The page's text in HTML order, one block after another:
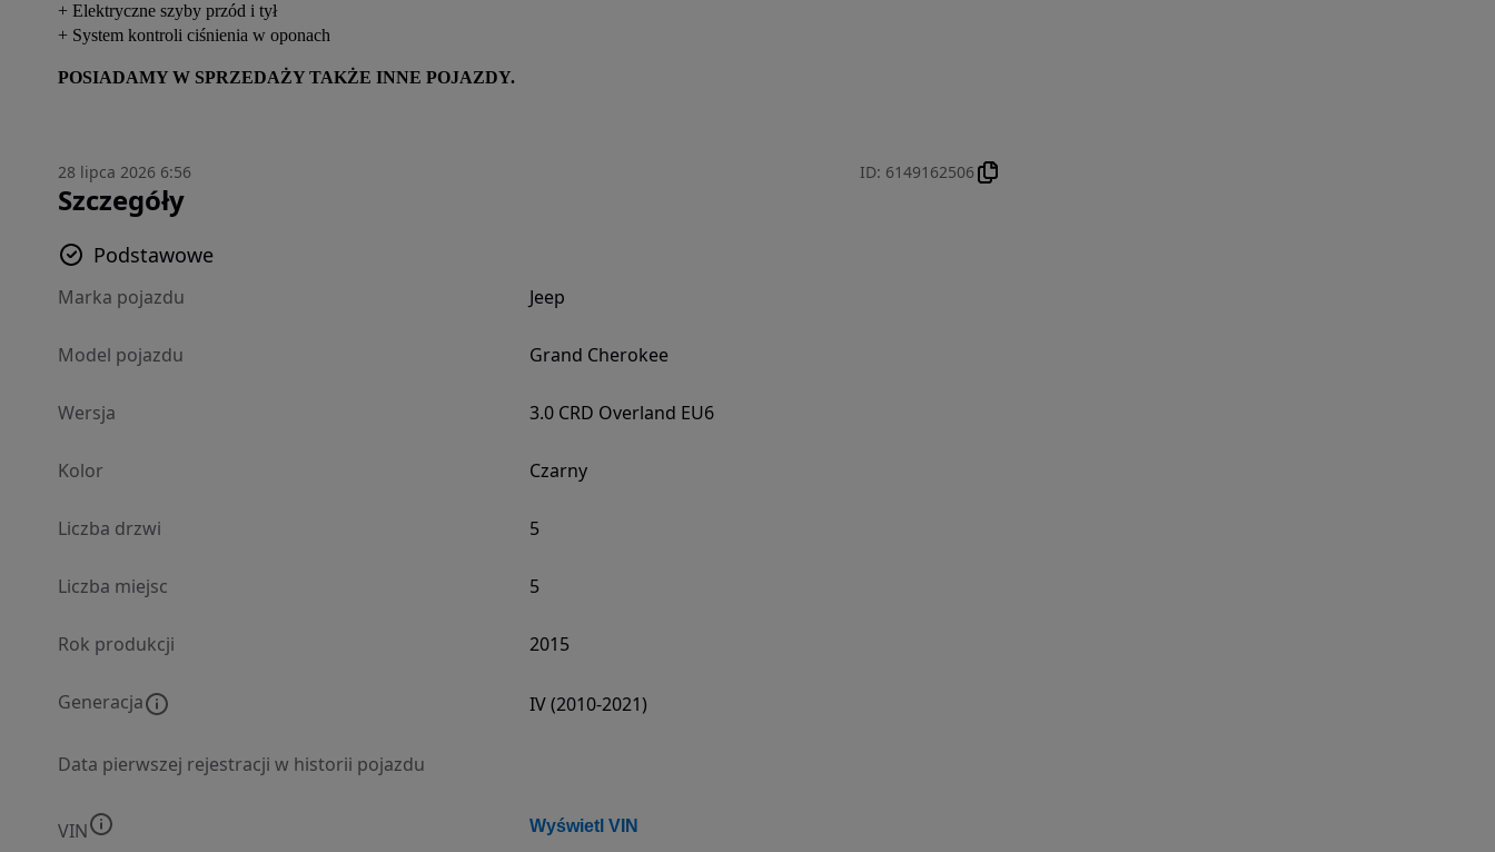
+ Elektryczne szyby przód i tył
+ System kontroli ciśnienia w oponach
POSIADAMY W SPRZEDAŻY TAKŻE INNE POJAZDY.
28 lipca 2026 6:56 ID: 6149162506
Szczegóły
Podstawowe
Marka pojazdu Jeep
Model pojazdu Grand Cherokee
Wersja 3.0 CRD Overland EU6
Kolor Czarny
Liczba drzwi 5
Liczba miejsc 5
Rok produkcji 2015
Generacja IV (2010-2021)
Data pierwszej rejestracji w historii pojazdu
VIN Wyświetl VIN